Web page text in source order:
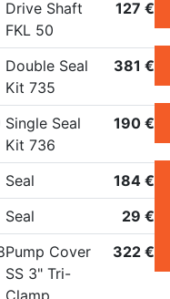
Drive Shaft
FKL 50
127 €
Double Seal
Kit 735
381 €
Single Seal
Kit 736
190 €
Seal
184 €
Seal
29 €
Pump Cover
SS 3" Tri-
322 €